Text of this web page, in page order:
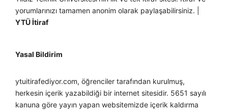
yorumlarınızı tamamen anonim olarak paylaşabilirsiniz. |
YTÜ İtiraf
Yasal Bildirim
ytuitirafediyor.com, öğrenciler tarafından kurulmuş,
herkesin içerik yazabildiği bir internet sitesidir. 5651 sayılı
kanuna göre yayın yapan websitemizde içerik kaldırma